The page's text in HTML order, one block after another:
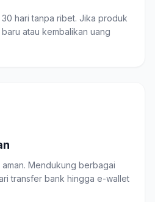
hari tanpa ribet. Jika produk
atau kembalikan uang
aman. Mendukung berbagai
transfer bank hingga e-wallet